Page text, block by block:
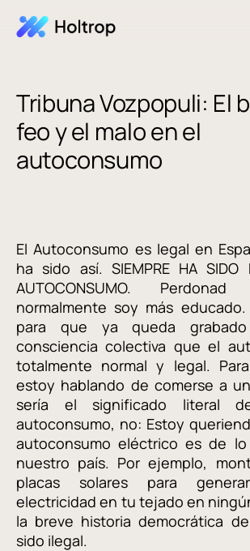
Tribuna Vozpopuli: El
feo y el malo en el
autoconsumo
El Autoconsumo es legal en
ha sido así. SIEMPRE HA SIDO
AUTOCONSUMO.
normalmente soy más
para que ya queda
consciencia colectiva que el
totalmente normal y legal.
estoy hablando de comerse a
sería el significado literal
autoconsumo, no: Estoy
autoconsumo eléctrico es de
nuestro país. Por ejemplo,
placas solares para
electricidad en tu tejado en
la breve historia democrática
sido ilegal.